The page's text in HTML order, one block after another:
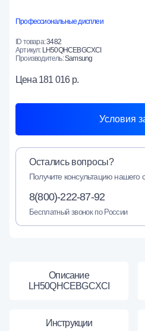
Профессиональные дисплеи
ID товара:3482
Артикул: LH50QHCEBGCXCI
Производитель:Samsung
Цена 181 016 р.
Условия
Остались вопросы?
Получите консультацию нашего
8(800)-222-87-92
Бесплатный звонок по России
Описание
LH50QHCEBGCXCI
Инструкции